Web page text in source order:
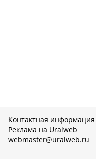
Контактная информация
Реклама на Uralweb
webmaster@uralweb.ru